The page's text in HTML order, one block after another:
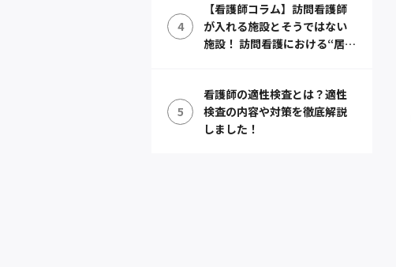
4
【看護師コラム】訪問看護師
が入れる施設とそうではない
施設！ 訪問看護における“居
5
看護師の適性検査とは？適性
検査の内容や対策を徹底解説
しました！